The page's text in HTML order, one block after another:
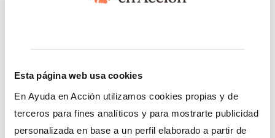
Esta página web usa cookies
En Ayuda en Acción utilizamos cookies propias y de
terceros para fines analíticos y para mostrarte publicidad
personalizada en base a un perfil elaborado a partir de
“Yo tenía una idea, pero he ganado mayor
colecciones están inspiradas en el Perú. Voy a dejar mi
aporte y llevarme mucho de ellas”, comentó Yirko
Sivirich durante la visita.